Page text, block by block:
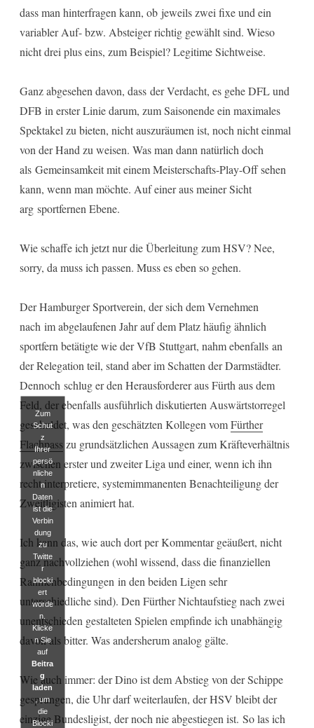
dass man hinterfragen kann, ob jeweils zwei fixe und ein
variabler Auf- bzw. Absteiger richtig gewählt sind. Wieso
nicht drei plus eins, zum Beispiel? Legitime Sichtweise.
Ganz abgesehen davon, dass der Verdacht, es gehe DFL und
DFB in erster Linie darum, zum Saisonende ein maximales
Spektakel zu bieten, nicht auszuräumen ist, noch nicht einmal
von der Hand zu weisen. Was man dann natürlich doch
als Gemeinsamkeit mit einem Meisterschafts-Play-Off sehen
kann, wenn man möchte. Auf einer aus meiner Sicht
arg sportfernen Ebene.
Wie schaffe ich jetzt nur die Überleitung zum HSV? Nee,
sorry, da muss ich passen. Muss es eben so gehen.
Der Hamburger Sportverein, der sich dem Vernehmen
nach im abgelaufenen Jahr auf dem Platz häufig ähnlich
sportfern betätigte wie der VfB Stuttgart, nahm ebenfalls an
der Relegation teil, stand aber im Schatten der Darmstädter.
Dennoch schlug er den Herausforderer aus Fürth aus dem
Feld, der ebenfalls ausführlich diskutierten Auswärtstorregel
geschuldet, was den geschätzten Kollegen vomFürther
Flachpasszu grundsätzlichen Aussagen zum Kräfteverhältnis
zwischen erster und zweiter Liga und einer, wenn ich ihn
recht interpretiere, systemimmanenten Benachteiligung der
Zweitligisten animiert hat.
Ich kann das, wie auch dort per Kommentar geäußert, nicht
ganz nachvollziehen (wohl wissend, dass die finanziellen
Rahmenbedingungen in den beiden Ligen sehr
unterschiedliche sind). Den Fürther Nichtaufstieg nach zwei
unentschieden gestalteten Spielen empfinde ich unabhängig
davon als bitter. Was andersherum analog gälte.
Wie auch immer: der Dino ist dem Abstieg von der Schippe
gesprungen, die Uhr darf weiterlaufen, der HSV bleibt der
einzige Bundesligist, der noch nie abgestiegen ist. So las ich
Zum
Schut
z
Ihrer
persö
nliche
n
Daten
ist die
Verbin
dung
zu
Twitte
r
blocki
ert
worde
n.
Klicke
n Sie
auf
Beitra
g
laden
, um
die
Blocki